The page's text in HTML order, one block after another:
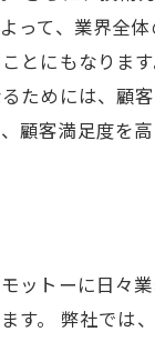
って、業界全
とにもなりま
ためには、顧
顧客満足度を
ットーに日々
す。 弊社で